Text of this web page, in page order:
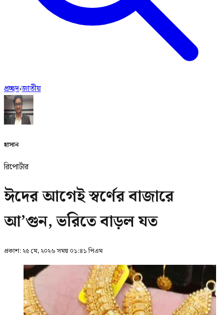
প্রচ্ছদ›জাতীয়
হাসান
রিপোর্টার
ঈদের আগেই স্বর্ণের বাজারে
আ’গুন, ভরিতে বাড়ল যত
প্রকাশ: ২৫ মে, ২০২৬ সময় ০১:৪১ পিএম